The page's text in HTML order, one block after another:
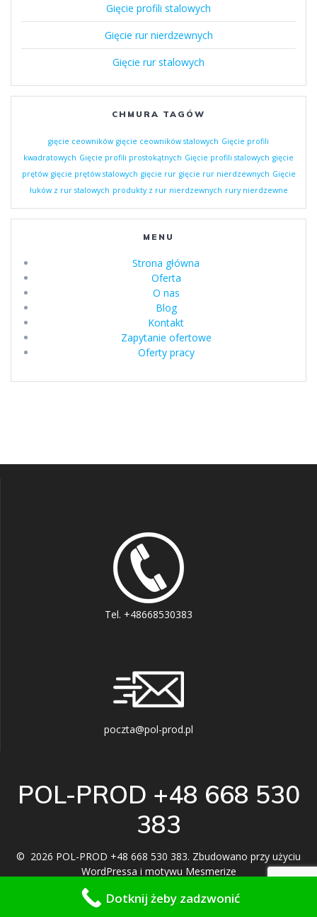
Gięcie profili stalowych
Gięcie rur nierdzewnych
Gięcie rur stalowych
CHMURA TAGÓW
gięcie ceowników gięcie ceowników stalowych Gięcie profili
kwadratowych Gięcie profili prostokątnych Gięcie profili stalowych gięcie
prętów gięcie prętów stalowych gięcie rur gięcie rur nierdzewnych Gięcie
łuków z rur stalowych produkty z rur nierdzewnych rury nierdzewne
MENU
Strona główna
Oferta
O nas
Blog
Kontakt
Zapytanie ofertowe
Oferty pracy
Tel. +48668530383
poczta@pol-prod.pl
POL-PROD +48 668 530
383
© 2026 POL-PROD +48 668 530 383. Zbudowano przy użyciu
WordPressa i motywu Mesmerize
Dotknij żeby zadzwonić